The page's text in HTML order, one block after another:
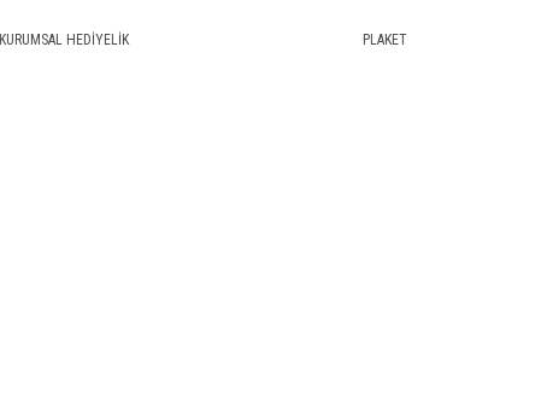
KURUMSAL HEDİYELİK PLAKET